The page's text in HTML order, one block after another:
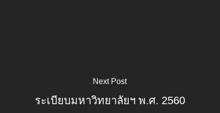
Next Post
ระเบียบมหาวิทยาลัยฯ พ.ศ. 2560